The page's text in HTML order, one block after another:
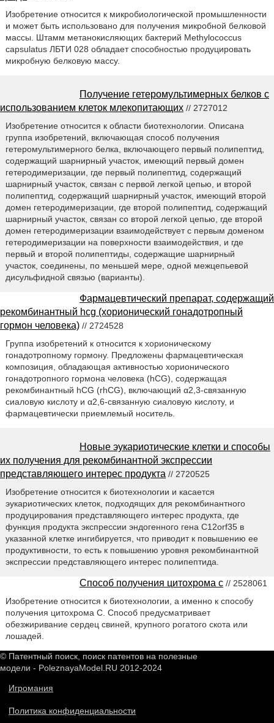
Изобретение относится к микробиологической промышленности
и может быть использовано для получения микробной белковой
массы. Штамм метанокисляющих бактерий Methylococcus
capsulatus ЛБТИ 028 обладает способностью продуцировать
микробную белковую массу.
Получение гетеромультимерных белков с
использованием клеток млекопитающих // 2727012
Изобретение относится к области биотехнологии. Описана
группа изобретений, включающая способ получения
гетеромультимерного белка, включающего первый полипептид,
содержащий шарнирный участок, имеющий первый домен
гетеродимеризации, где первый полипептид, содержащий
шарнирный участок, связан с первой легкой цепью, и второй
полипептид, содержащий шарнирный участок, имеющий второй
домен гетеродимеризации, где второй полипептид, содержащий
шарнирный участок, связан со второй легкой цепью, где второй
домен гетеродимеризации взаимодействует с первым доменом
гетеродимеризации на поверхности взаимодействия, и где
первый и второй полипептиды, содержащие шарнирный
участок, соединены, по меньшей мере, одной межцепьевой
дисульфидной связью (варианты).
Фармацевтический препарат, содержащий
рекомбинантный hcg (хорионический гонадотропный
гормон человека) // 2724528
Группа изобретений к относится к хорионическому
гонадотропному гормону. Предложены фармацевтическая
композиция, обладающая активностью хорионического
гонадотропного гормона человека (hCG), содержащая
рекомбинантный hCG (rhCG), включающий α2,3-связанную
сиаловую кислоту и α2,6-связанную сиаловую кислоту, и
фармацевтически приемлемый носитель.
Новые эукариотические клетки и способы
их получения для рекомбинантной экспрессии
представляющего интерес продукта // 2720525
Изобретение относится к биотехнологии и касается
эукариотических клеток, подходящих для рекомбинантного
продуцирования представляющего интерес продукта, где
функция продукта экспрессии эндогенного гена C12orf35 в
указанной клетке ингибируется, что приводит к повышению ее
продуктивности, то есть к повышению уровня рекомбинантной
экспрессии представляющего интерес полипептида.
Способ получения цитохрома с // 2528061
Изобретение относится к биотехнологии, а именно к способу
получения цитохрома С. Способ предусматривает
обезжиривание сердец свиней, крупного рогатого скота или
лошадей.
© Патентный поиск, поиск патентов на полезные
модели - PoleznayaModel.RU 2012-2024
Игромания
Политика конфиденциальности